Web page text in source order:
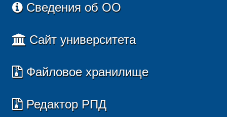
Сведения об ОО
Сайт университета
Файловое хранилище
Редактор РПД